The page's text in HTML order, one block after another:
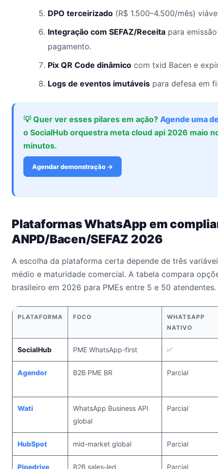
DPO terceirizado (R$ 1.500–4.500/mês)
Integração com SEFAZ/Receita para
pagamento.
Pix QR Code dinâmico com txid Bacen e
Logs de eventos imutáveis para defesa em
💡 Quer ver esses pilares em ação? Agende uma
o SocialHub orquestra meta cloud api 2026 maio
minutos.
Agendar demonstração →
Plataformas WhatsApp em
ANPD/Bacen/SEFAZ 2026
A escolha da plataforma certa depende de três
médio e maturidade comercial. A tabela compara
brasileiro em 2026 para PMEs entre 5 e 50 atendentes.
PLATAFORMA FOCO
WHATSAPP
NATIVO
SocialHub PME WhatsApp-first ✅
Agendor B2B PME BR Parcial
Wati
WhatsApp Business API
global
Parcial
HubSpot mid-market global Parcial
Pipedrive B2B sales-led Parcial